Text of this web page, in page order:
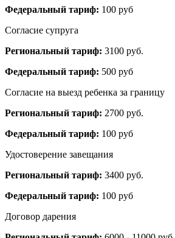
Федеральный тариф: 100 руб
Согласие супруга
Региональный тариф: 3100 руб.
Федеральный тариф: 500 руб
Согласие на выезд ребенка за границу
Региональный тариф: 2700 руб.
Федеральный тариф: 100 руб
Удостоверение завещания
Региональный тариф: 3400 руб.
Федеральный тариф: 100 руб
Договор дарения